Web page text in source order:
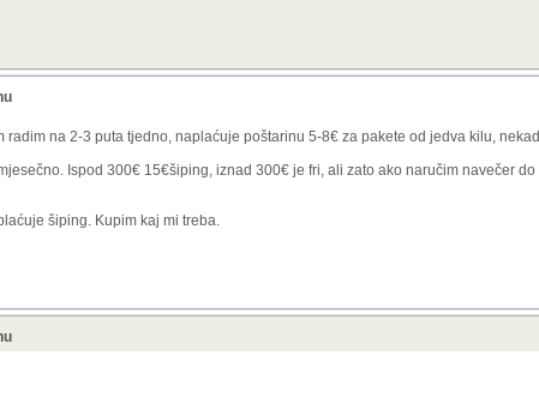
na 2-3 puta tjedno, naplaćuje poštarinu 5-8€ za pakete od jedva kilu,
Ispod 300€ 15€šiping, iznad 300€ je fri, ali zato ako naručim navečer
šiping. Kupim kaj mi treba.